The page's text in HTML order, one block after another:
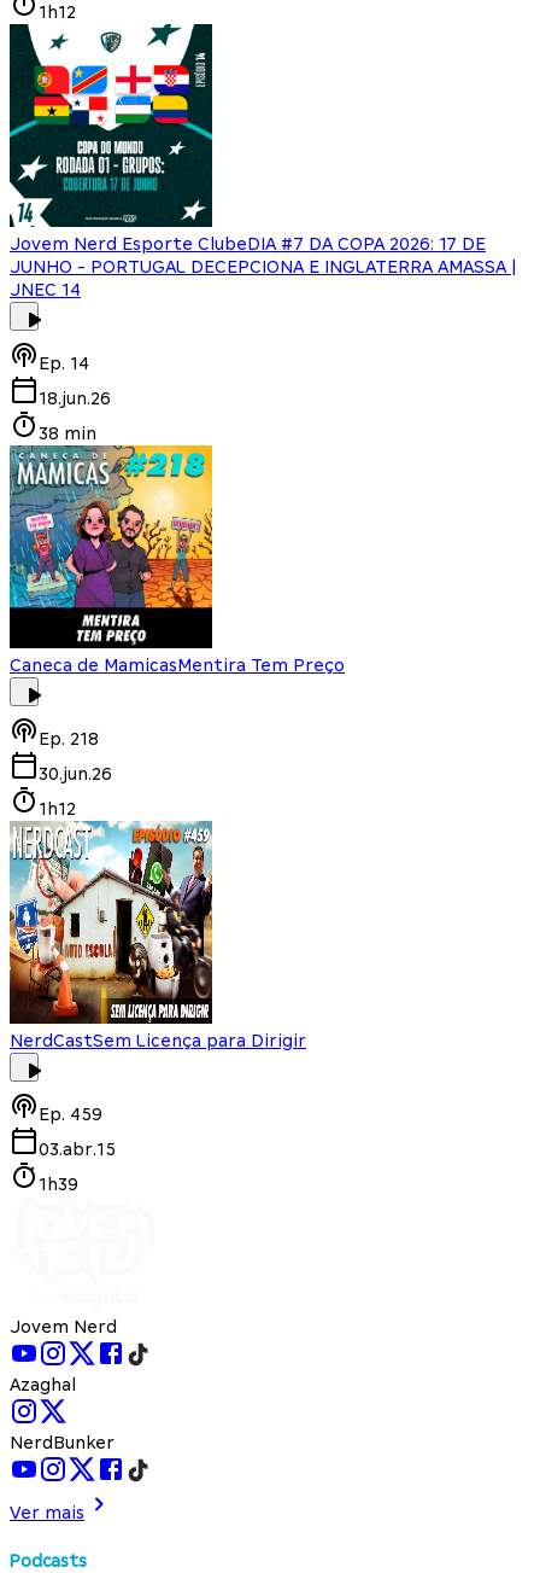
1h12
Jovem Nerd Esporte ClubeDIA #7 DA COPA 2026: 17 DE
JUNHO - PORTUGAL DECEPCIONA E INGLATERRA AMASSA |
JNEC 14
Ep. 14
18.jun.26
38 min
Caneca de MamicasMentira Tem Preço
Ep. 218
30.jun.26
1h12
NerdCastSem Licença para Dirigir
Ep. 459
03.abr.15
1h39
Jovem Nerd
Azaghal
NerdBunker
Ver mais
Podcasts